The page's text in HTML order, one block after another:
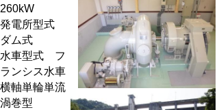
260kW
発電所型式
ダム式
水車型式 フ
ランシス水車
横軸単輪単流
渦巻型